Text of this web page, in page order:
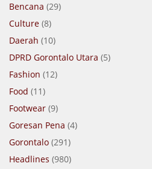
Bencana (29)
Culture (8)
Daerah (10)
DPRD Gorontalo Utara (5)
Fashion (12)
Food (11)
Footwear (9)
Goresan Pena (4)
Gorontalo (291)
Headlines (980)